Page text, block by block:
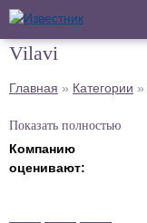
Vilavi
Главная » Категории »
Показать полностью
Компанию
оценивают: